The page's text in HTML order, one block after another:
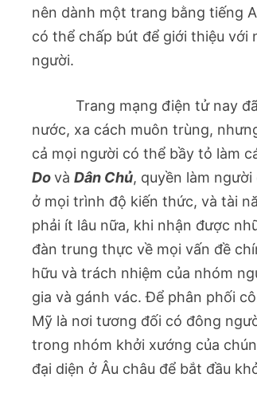
nên dành một trang bằng tiếng
có thể chấp bút để giới thiệu với
người.
Trang mạng điện tử nay đã
nước, xa cách muôn trùng,
cả mọi người có thể bầy tỏ làm
DovàDân Chủ, quyền làm
ở mọi trình độ kiến thức, và tài
phải ít lâu nữa, khi nhận được
đàn trung thực về mọi vấn đề
hữu và trách nhiệm của nhóm
gia và gánh vác. Để phân phối
Mỹ là nơi tương đối có đông
trong nhóm khởi xướng của
đại diện ở Âu châu để bắt đầu